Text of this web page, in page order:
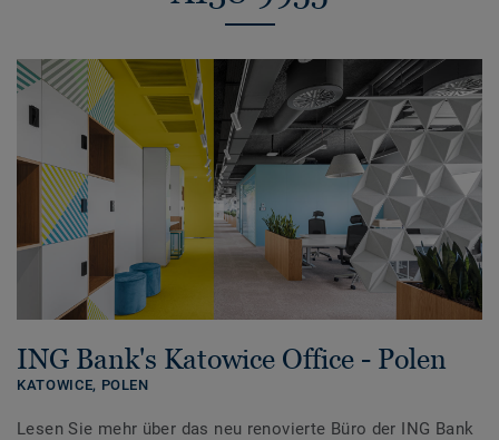
ING Bank's Katowice Office - Polen
KATOWICE, POLEN
Lesen Sie mehr über das neu renovierte Büro der ING Bank